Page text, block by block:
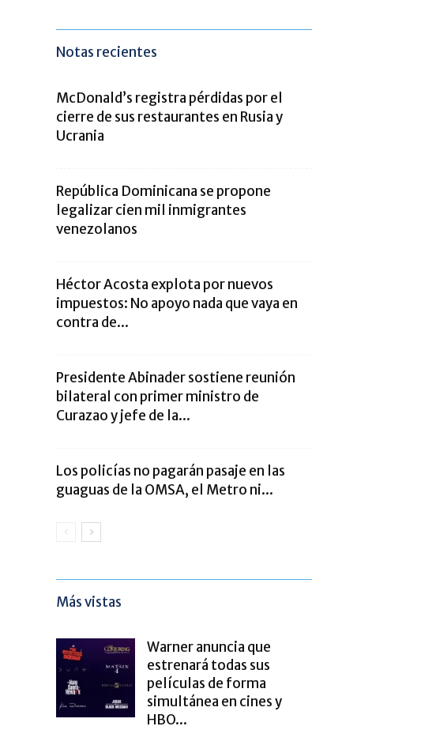
Notas recientes
McDonald’s registra pérdidas por el
cierre de sus restaurantes en Rusia y
Ucrania
República Dominicana se propone
legalizar cien mil inmigrantes
venezolanos
Héctor Acosta explota por nuevos
impuestos: No apoyo nada que vaya en
contra de...
Presidente Abinader sostiene reunión
bilateral con primer ministro de
Curazao y jefe de la...
Los policías no pagarán pasaje en las
guaguas de la OMSA, el Metro ni...
Más vistas
Warner anuncia que
estrenará todas sus
películas de forma
simultánea en cines y
HBO...